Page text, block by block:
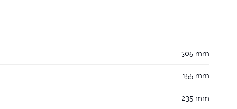
305 mm
155 mm
235 mm